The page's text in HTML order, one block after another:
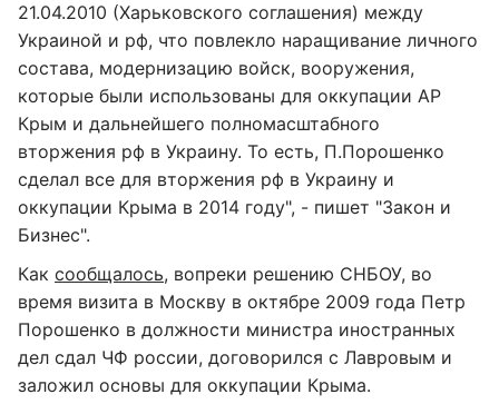
21.04.2010 (Харьковского соглашения) между
Украиной и рф, что повлекло наращивание личного
состава, модернизацию войск, вооружения,
которые были использованы для оккупации АР
Крым и дальнейшего полномасштабного
вторжения рф в Украину. То есть, П.Порошенко
сделал все для вторжения рф в Украину и
оккупации Крыма в 2014 году", - пишет "Закон и
Бизнес".
Как сообщалось, вопреки решению СНБОУ, во
время визита в Москву в октябре 2009 года Петр
Порошенко в должности министра иностранных
дел сдал ЧФ россии, договорился с Лавровым и
заложил основы для оккупации Крыма.